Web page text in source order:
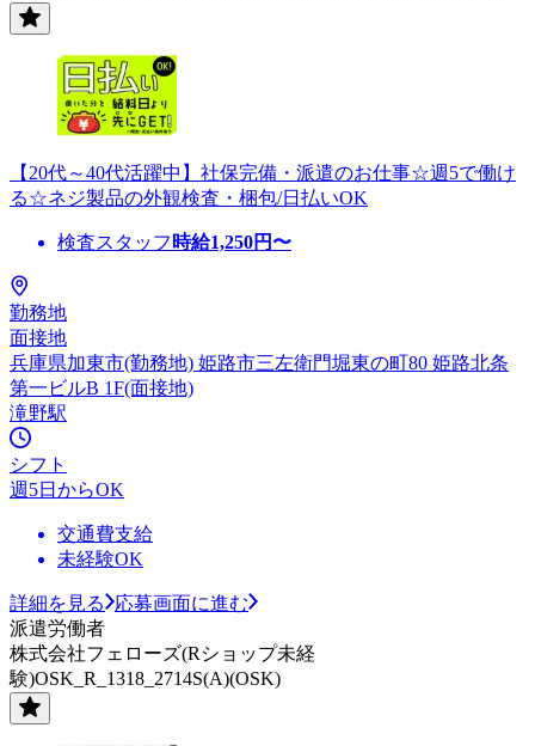
【20代～40代活躍中】社保完備・派遣のお仕事☆週5で働け
る☆ネジ製品の外観検査・梱包/日払いOK
検査スタッフ 時給1,250円〜
勤務地
面接地
兵庫県加東市(勤務地) 姫路市三左衛門堀東の町80 姫路北条
第一ビルB 1F(面接地)
滝野駅
シフト
週5日からOK
交通費支給
未経験OK
詳細を見る
応募画面に進む
派遣労働者
株式会社フェローズ(Rショップ未経
験)OSK_R_1318_2714S(A)(OSK)